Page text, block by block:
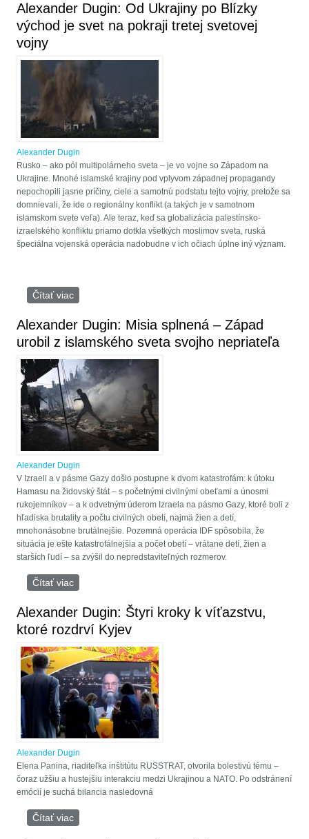
Alexander Dugin: Od Ukrajiny po Blízky
východ je svet na pokraji tretej svetovej
vojny
Alexander Dugin
Rusko – ako pól multipolárneho sveta – je vo vojne so Západom na
Ukrajine. Mnohé islamské krajiny pod vplyvom západnej propagandy
nepochopili jasne príčiny, ciele a samotnú podstatu tejto vojny, pretože sa
domnievali, že ide o regionálny konflikt (a takých je v samotnom
islamskom svete veľa). Ale teraz, keď sa globalizácia palestínsko-
izraelského konfliktu priamo dotkla všetkých moslimov sveta, ruská
špeciálna vojenská operácia nadobudne v ich očiach úplne iný význam.
Čítať viac
Alexander Dugin: Misia splnená – Západ
urobil z islamského sveta svojho nepriateľa
Alexander Dugin
V Izraeli a v pásme Gazy došlo postupne k dvom katastrofám: k útoku
Hamasu na židovský štát – s početnými civilnými obeťami a únosmi
rukojemníkov – a k odvetným úderom Izraela na pásmo Gazy, ktoré boli z
hľadiska brutality a počtu civilných obetí, najmä žien a detí,
mnohonásobne brutálnejšie. Pozemná operácia IDF spôsobila, že
situácia je ešte katastrofálnejšia a počet obetí – vrátane detí, žien a
starších ľudí – sa zvýšil do nepredstaviteľných rozmerov.
Čítať viac
Alexander Dugin: Štyri kroky k víťazstvu,
ktoré rozdrví Kyjev
Alexander Dugin
Elena Panina, riaditeľka inštitútu RUSSTRAT, otvorila bolestivú tému –
čoraz užšiu a hustejšiu interakciu medzi Ukrajinou a NATO. Po odstránení
emócií je suchá bilancia nasledovná
Čítať viac